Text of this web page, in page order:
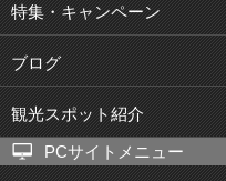
特集・キャンペーン
ブログ
観光スポット紹介
PCサイトメニュー